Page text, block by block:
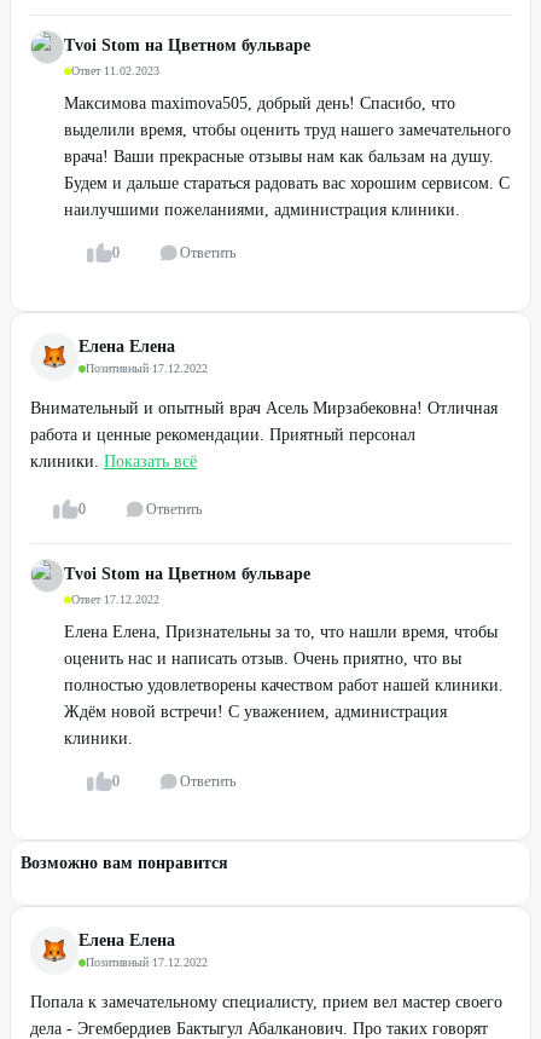
Tvoi Stom на Цветном бульваре
Ответ·11.02.2023
Максимова maximova505, добрый день! Спасибо, что
выделили время, чтобы оценить труд нашего замечательного
врача! Ваши прекрасные отзывы нам как бальзам на душу.
Будем и дальше стараться радовать вас хорошим сервисом. С
наилучшими пожеланиями, администрация клиники.
0 Ответить
Елена Елена
Позитивный·17.12.2022
Внимательный и опытный врач Асель Мирзабековна! Отличная
работа и ценные рекомендации. Приятный персонал
клиники. Показать всё
0 Ответить
Tvoi Stom на Цветном бульваре
Ответ·17.12.2022
Елена Елена, Признательны за то, что нашли время, чтобы
оценить нас и написать отзыв. Очень приятно, что вы
полностью удовлетворены качеством работ нашей клиники.
Ждём новой встречи! С уважением, администрация
клиники.
0 Ответить
Возможно вам понравится
Елена Елена
Позитивный·17.12.2022
Попала к замечательному специалисту, прием вел мастер своего
дела - Эгембердиев Бактыгул Абалканович. Про таких говорят